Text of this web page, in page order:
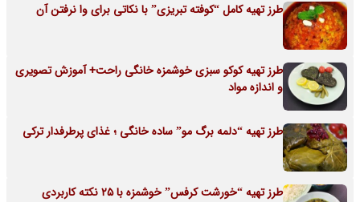
طرز تهیه کامل “کوفته تبریزی” با نکاتی برای وا نرفتن آن
طرز تهیه کوکو سبزی خوشمزه خانگی راحت+ آموزش تصویری
و اندازه مواد
طرز تهیه “دلمه برگ مو” ساده خانگی ؛ غذای پرطرفدار ترکی
طرز تهیه “خورشت کرفس” خوشمزه با 25 نکته کاربردی